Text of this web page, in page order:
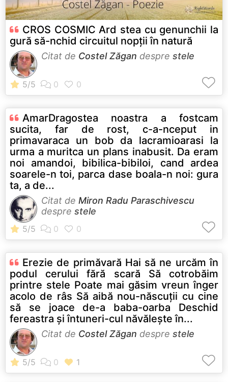
CROS COSMIC Ard stea cu genunchii la
gură să-nchid circuitul nopţii în natură
Citat de Costel Zăgan despre stele
AmarDragostea noastra a fostcam
sucita, far de rost, c-a-nceput in
primavaraca un bob da lacramioarasi la
urma a muritca un plans inabusit. Da eram
noi amandoi, bibilica-bibiloi, cand ardea
soarele-n toi, parca dase boala-n noi: gura
ta, a de...
Citat de Miron Radu Paraschivescu
despre stele
Erezie de primăvară Hai să ne urcăm în
podul cerului fără scară Să cotrobăim
printre stele Poate mai găsim vreun înger
acolo de râs Să aibă nou-născuţii cu cine
să se joace de-a baba-oarba Deschid
fereastra şi întuneri-cul năvăleşte în...
Citat de Costel Zăgan despre stele